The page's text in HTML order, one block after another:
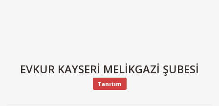
EVKUR KAYSERI MELIKGAZI ŞUBESI
Tanıtım